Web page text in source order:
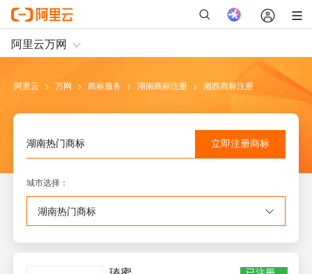
阿里云 > 万网 > 商标服务 > 湖南商标注册 > 湘西商标注册
湖南热门商标 立即注册商标
城市选择 ：
湖南热门商标